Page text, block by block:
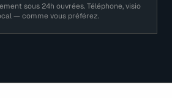
sous 24h ouvrées. Téléphone, visio
— comme vous préférez.